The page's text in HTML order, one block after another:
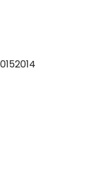
2014